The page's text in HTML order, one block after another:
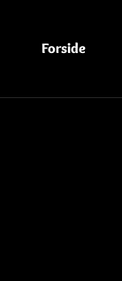
Forside